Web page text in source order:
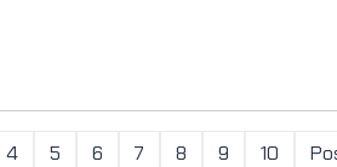
4 5 6 7 8 9 10